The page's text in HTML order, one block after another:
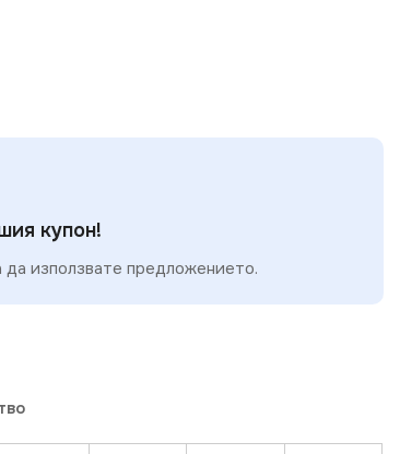
купон!
използвате предложението.